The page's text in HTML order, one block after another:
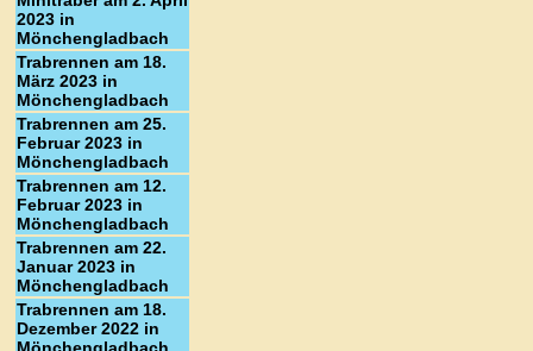
2023 in
Mönchengladbach
Trabrennen am 18.
März 2023 in
Mönchengladbach
Trabrennen am 25.
Februar 2023 in
Mönchengladbach
Trabrennen am 12.
Februar 2023 in
Mönchengladbach
Trabrennen am 22.
Januar 2023 in
Mönchengladbach
Trabrennen am 18.
Dezember 2022 in